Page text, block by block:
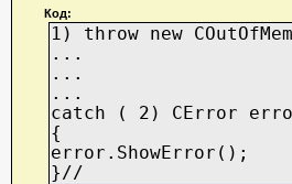
Код:
1) throw new
...
...
...
catch ( 2) CError
{
error.ShowError();
}//